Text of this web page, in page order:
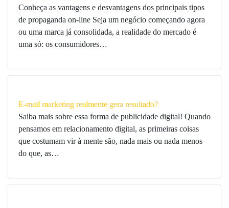
Conheça as vantagens e desvantagens dos principais tipos
de propaganda on-line Seja um negócio começando agora
ou uma marca já consolidada, a realidade do mercado é
uma só: os consumidores…
E-mail marketing realmente gera resultado?
Saiba mais sobre essa forma de publicidade digital! Quando
pensamos em relacionamento digital, as primeiras coisas
que costumam vir à mente são, nada mais ou nada menos
do que, as…